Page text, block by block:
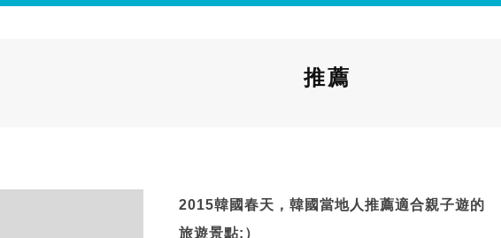
推薦
2015韓國春天，韓國當地人推薦適合親子遊的
旅遊景點:）